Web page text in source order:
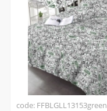
code: FFBLGLL13153green